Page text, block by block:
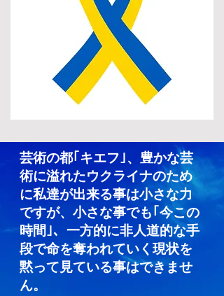
芸術の都｢キエフ｣、豊かな芸
術に溢れたウクライナのため
に私達が出来る事は小さな力
ですが、小さな事でも｢今この
時間｣、一方的に非人道的な手
段で命を奪われていく現状を
黙って見ている事はできませ
ん。